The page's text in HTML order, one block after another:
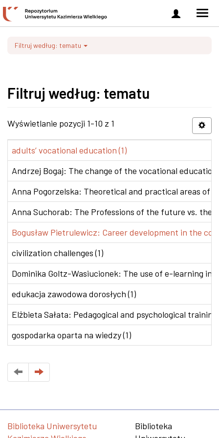
Zaloguj
się
Filtruj według: tematu
Filtruj według: tematu
Wyświetlanie pozycji 1-10 z 1
adults’ vocational education (1)
Andrzej Bogaj: The change of the vocational
Anna Pogorzelska: Theoretical and practical areas of
Anna Suchorab: The Professions of the future vs. the
Bogusław Pietrulewicz: Career development in the
civilization challenges (1)
Dominika Goltz-Wasiucionek: The use of e-learning in
edukacja zawodowa dorosłych (1)
Elżbieta Sałata: Pedagogical and psychological
gospodarka oparta na wiedzy (1)
Biblioteka Uniwersytetu
Biblioteka